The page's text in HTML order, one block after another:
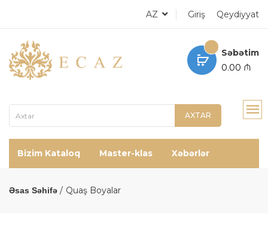
AZ Giriş Qeydiyyat
Səbətim
0.00 ₼
AXTAR
Bizim Kataloq Master-klas Xəbərlər
Əsas Səhifə Quaş Boyalar